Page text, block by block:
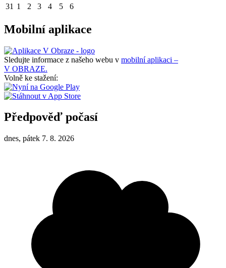
31 1 2 3 4 5 6
Mobilní aplikace
Sledujte informace z našeho webu v mobilní aplikaci –
V OBRAZE.
Volně ke stažení:
Předpověď počasí
dnes, pátek 7. 8. 2026